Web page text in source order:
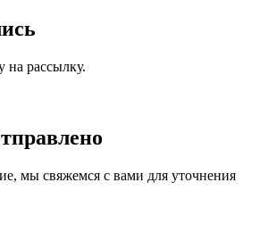
на рассылку.
мы свяжемся с вами для уточнения